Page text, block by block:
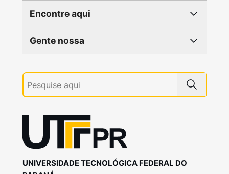
Encontre aqui
Gente nossa
UNIVERSIDADE TECNOLÓGICA FEDERAL DO